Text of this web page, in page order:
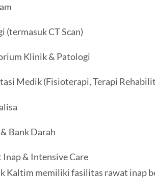
(termasuk CT Scan)
Klinik & Patologi
Medik (Fisioterapi, Terapi
Bank Darah
Inap & Intensive Care
Kaltim memiliki fasilitas rawat inap